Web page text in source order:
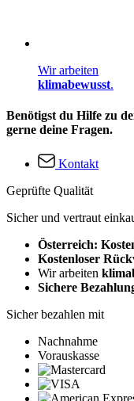
Wir arbeiten
klimabewusst.
Benötigst du Hilfe zu
gerne deine Fragen.
Kontakt
Geprüfte Qualität
Sicher und vertraut
Österreich:
Kostenloser
Wir arbeiten
Sichere
Sicher bezahlen mit
Nachnahme
Vorauskasse